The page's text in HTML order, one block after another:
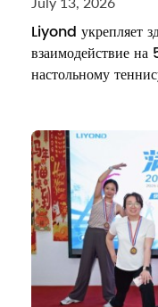
Liyond укрепляет
взаимодействие
настольному